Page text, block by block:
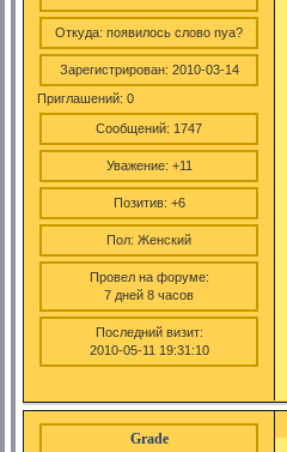
Откуда: появилось слово nya?
Зарегистрирован: 2010-03-14
Приглашений: 0
Сообщений: 1747
Уважение: +11
Позитив: +6
Пол: Женский
Провел на форуме:
7 дней 8 часов
Последний визит:
2010-05-11 19:31:10
Grade